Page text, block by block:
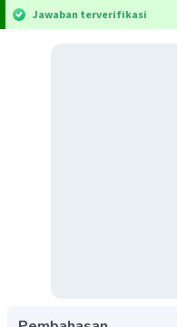
Jawaban terverifikasi